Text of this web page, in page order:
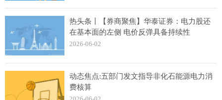
热头条丨【券商聚焦】华泰证券：电力股还
在基本面的左侧 电价反弹具备持续性
2026-06-02
动态焦点:五部门发文指导非化石能源电力消
费核算